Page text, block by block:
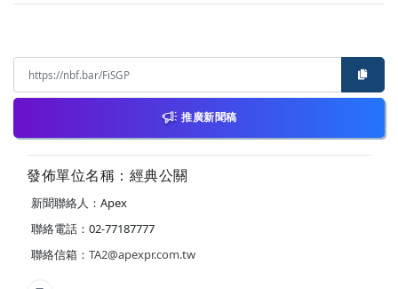
推廣新聞稿
發佈單位名稱：經典公關
新聞聯絡人：Apex
聯絡電話：02-77187777
聯絡信箱： TA2@apexpr.com.tw